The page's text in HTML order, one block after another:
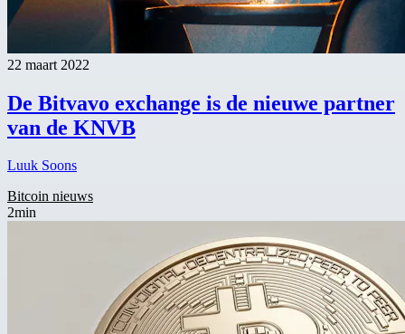
22 maart 2022
De Bitvavo exchange is de nieuwe partner
van de KNVB
Luuk Soons
Bitcoin nieuws
2min